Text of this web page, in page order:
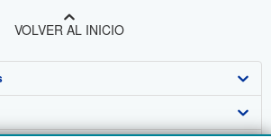
VOLVER AL INICIO